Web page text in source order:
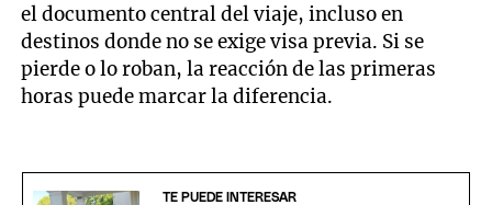
el documento central del viaje, incluso en
destinos donde no se exige visa previa. Si se
pierde o lo roban, la reacción de las primeras
horas puede marcar la diferencia.
TE PUEDE INTERESAR